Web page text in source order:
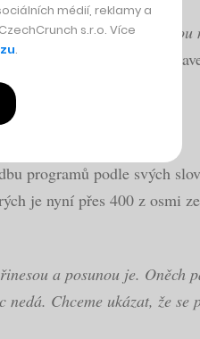
motivací ke studiu.
pro CzechCrunch
programů podle svých
je nyní přes 400 z osmi
a posunou je. Oněch
Chceme ukázat, že
médií, reklamy a
s.r.o. Více
.